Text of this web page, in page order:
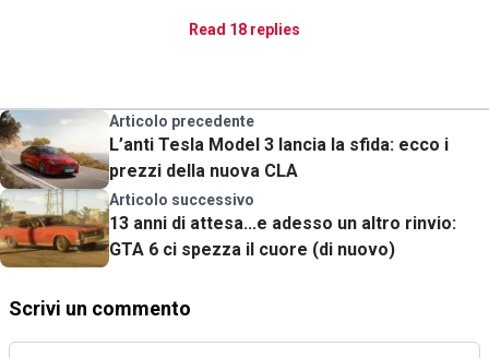
Read 18 replies
Articolo precedente
L’anti Tesla Model 3 lancia la sfida: ecco i
prezzi della nuova CLA
Articolo successivo
13 anni di attesa...e adesso un altro rinvio:
GTA 6 ci spezza il cuore (di nuovo)
Scrivi un commento